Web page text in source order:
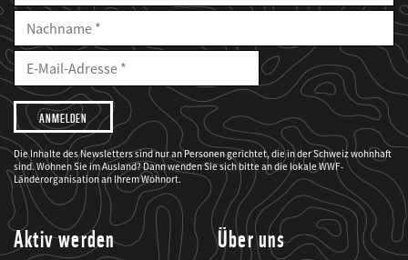
Nachname
E-
Mailadresse
E-
Adresse
Ich
möchte,
dass
der
WWF
mich
über
seine
Projekte
informiert.
Die Inhalte des Newsletters sind nur an Personen gerichtet, die in der Schweiz wohnhaft
sind. Wohnen Sie im Ausland? Dann wenden Sie sich bitte an die lokale WWF-
Länderorganisation an Ihrem Wohnort.
Aktiv werden Über uns